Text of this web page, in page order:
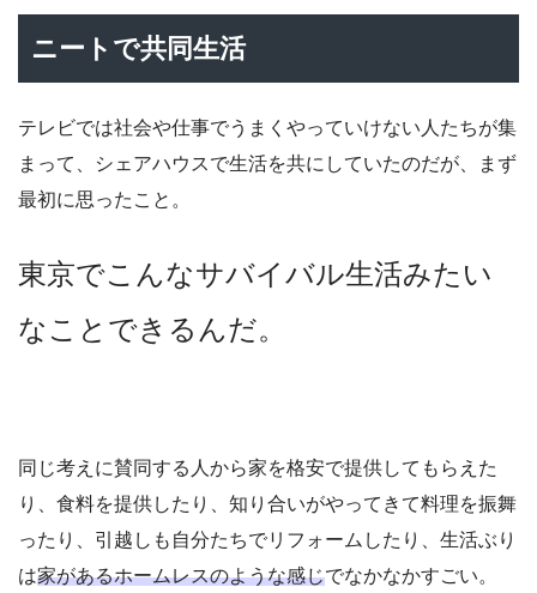
ニートで共同生活
テレビでは社会や仕事でうまくやっていけない人たちが集
まって、シェアハウスで生活を共にしていたのだが、まず
最初に思ったこと。
東京でこんなサバイバル生活みたい
なことできるんだ。
同じ考えに賛同する人から家を格安で提供してもらえた
り、食料を提供したり、知り合いがやってきて料理を振舞
ったり、引越しも自分たちでリフォームしたり、生活ぶり
は家があるホームレスのような感じでなかなかすごい。